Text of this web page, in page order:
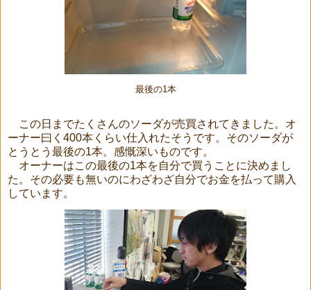
最後の1本
この日までたくさんのソーダが売買されてきました。オ
ーナー曰く400本くらい仕入れたそうです。そのソーダが
とうとう最後の1本。感慨深いものです。
オーナーはこの最後の1本を自分で買うことに決めまし
た。その必要も無いのにわざわざ自分でお金を払って購入
しています。